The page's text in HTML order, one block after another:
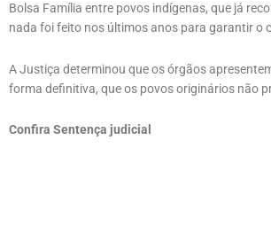
Bolsa Família entre povos indígenas, que já
nada foi feito nos últimos anos para garantir o
A Justiça determinou que os órgãos
forma definitiva, que os povos originários não
Confira Sentença judicial